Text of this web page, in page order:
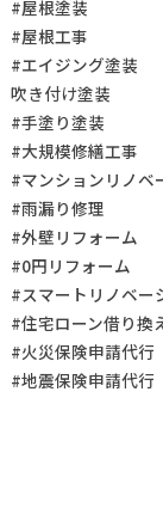
#屋根塗装
#屋根工事
#エイジング塗装
吹き付け塗装
#手塗り塗装
#大規模修繕工事
#マンションリノベ
#雨漏り修理
#外壁リフォーム
#0円リフォーム
#スマートリノベー
#住宅ローン借り換
#火災保険申請代行
#地震保険申請代行